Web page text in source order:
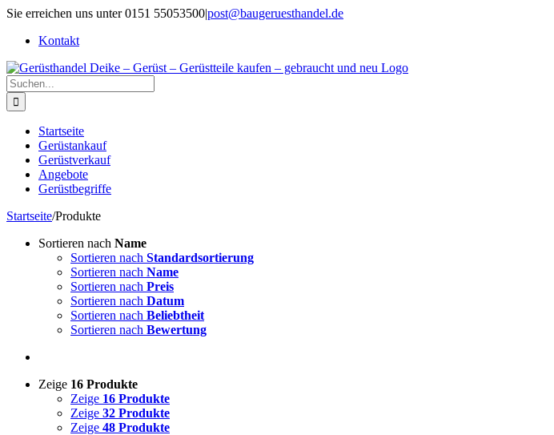
Zum
springen
Sie erreichen uns unter 0151 55053500|post@baugeruesthandel.de
Kontakt
Suche
nach:
Startseite
Gerüstankauf
Gerüstverkauf
Angebote
Gerüstbegriffe
Startseite/Produkte
Sortieren nach Name
Sortieren nach Standardsortierung
Sortieren nach Name
Sortieren nach Preis
Sortieren nach Datum
Sortieren nach Beliebtheit
Sortieren nach Bewertung
Zeige 16 Produkte
Zeige 16 Produkte
Zeige 32 Produkte
Zeige 48 Produkte